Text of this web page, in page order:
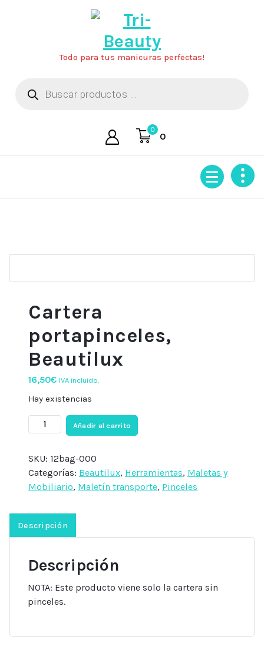
Todo para tus manicuras perfectas!
productos
0
0
Cartera
portapinceles,
Beautilux
16,50€ IVA incluido.
Hay existencias
Cartera
portapinceles,
cantidad
Añadir al carrito
SKU: 12bag-000
Categorías: Beautilux, Herramientas, Maletas y
Mobiliario, Maletín transporte, Pinceles
Descripción
Descripción
NOTA: Este producto viene solo la cartera sin
pinceles.